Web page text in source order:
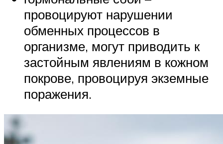
провоцируют нарушении
обменных процессов в
организме, могут приводить к
застойным явлениям в кожном
покрове, провоцируя экземные
поражения.